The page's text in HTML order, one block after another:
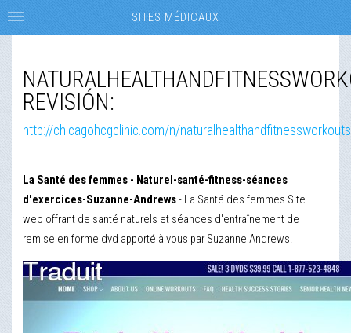
REVISIÓN:
http://chicagohcgclinic.com/n/
La Santé des femmes - Naturel-santé-fitness-séances
d'exercices-Suzanne-Andrews- La Santé des femmes Site
web offrant de santé naturels et séances d'entraînement de
remise en forme dvd apporté à vous par Suzanne Andrews.
SITES MÉDICAUX